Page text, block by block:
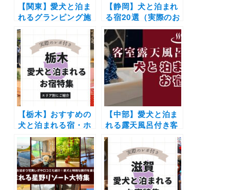
【関東】愛犬と泊ま
れるグランピング施
設17選！ドッグラン
付きや愛犬用温泉付
き＆豪華BBQを楽し
めるおすすめスポッ
トを紹介
【静岡】犬と泊まれ
る宿20選（実際のお
でかけレポあり）エ
リア別に温泉やコテ
ージなど新施設や穴
場もご紹介
【栃木】おすすめの
犬と泊まれる宿・ホ
テル・ヴィラ20選 |
人気の那須や日光へ
愛犬と旅しよう♪
【中部】愛犬と泊ま
れる露天風呂付き客
室がある宿10選！和
風旅館からコテージ
まで♪愛犬用の温泉
のある宿も（お出か
けレポートあり）